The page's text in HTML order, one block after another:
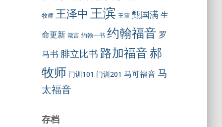
牧师 王泽中 王滨 王震 甄国满 生
命更新 箴言 约翰一书 约翰福音 罗
马书 腓立比书 路加福音郝
牧师 门训101 门训201 马可福音 马
太福音
存档